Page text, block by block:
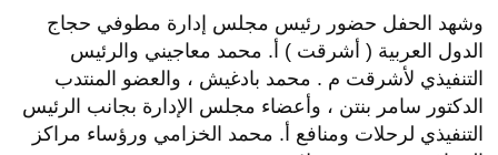
وشهد الحفل حضور رئيس مجلس إدارة مطوفي حجاج
الدول العربية ( أشرقت ) أ. محمد معاجيني والرئيس
التنفيذي لأشرقت م . محمد بادغيش ، والعضو المنتدب
الدكتور سامر بنتن ، وأعضاء مجلس الإدارة بجانب الرئيس
التنفيذي لرحلات ومنافع أ. محمد الخزامي ورؤساء مراكز